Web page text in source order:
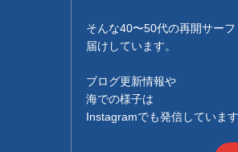
そんな40〜50代の再開サー
届けしています。
ブログ更新情報や
海での様子は
Instagramでも発信しています